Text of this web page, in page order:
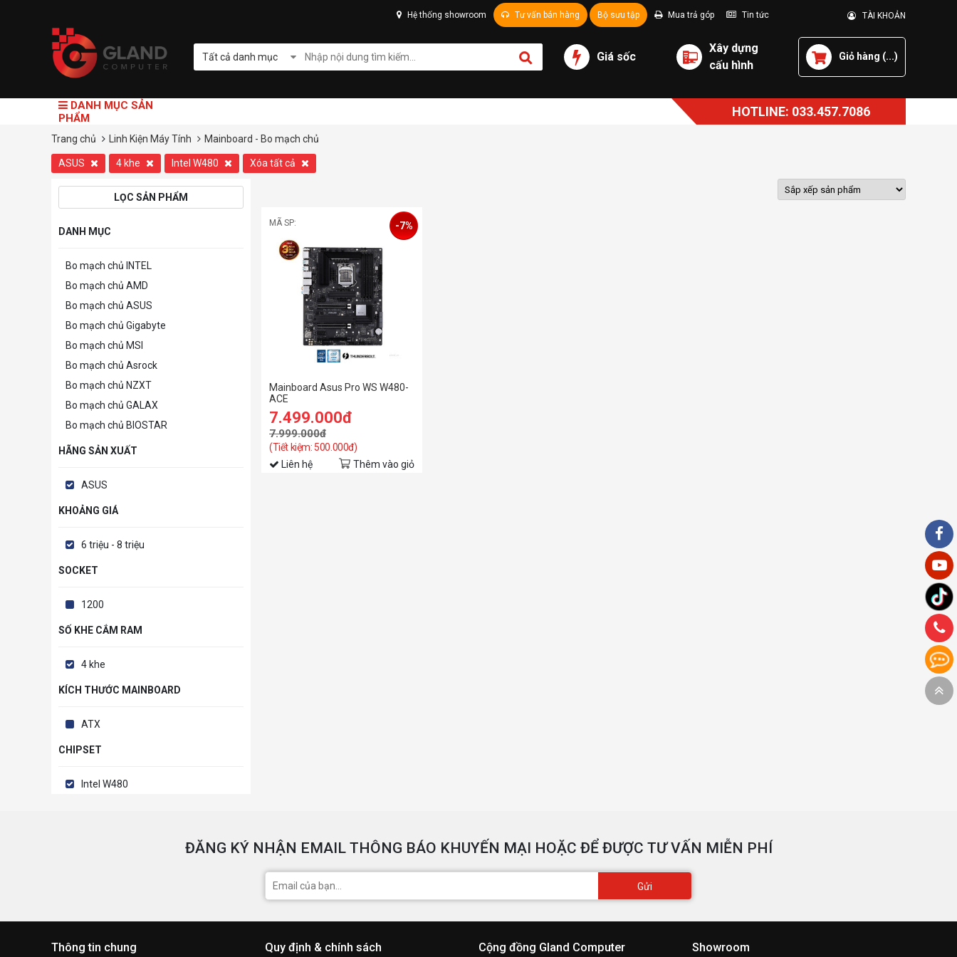
Hệ thống showroom Tư vấn bán hàng Bộ sưu tập Mua trả góp Tin tức TÀI KHOẢN
Tất cả danh mục Giá sốc
Xây dựng
cấu hình
Giỏ hàng (...)
DANH MỤC SẢN
PHẨM
HOTLINE: 033.457.7086
Trang chủ Linh Kiện Máy Tính Mainboard - Bo mạch chủ
ASUS 4 khe Intel W480 Xóa tất cả
LỌC SẢN PHẨM
DANH MỤC
Bo mạch chủ INTEL
Bo mạch chủ AMD
Bo mạch chủ ASUS
Bo mạch chủ Gigabyte
Bo mạch chủ MSI
Bo mạch chủ Asrock
Bo mạch chủ NZXT
Bo mạch chủ GALAX
Bo mạch chủ BIOSTAR
HÃNG SẢN XUẤT
ASUS
KHOẢNG GIÁ
6 triệu - 8 triệu
SOCKET
1200
SỐ KHE CẮM RAM
4 khe
KÍCH THƯỚC MAINBOARD
ATX
CHIPSET
Intel W480
MÃ SP:
Mainboard Asus Pro WS W480-
ACE
7.499.000đ
7.999.000đ
(Tiết kiệm: 500.000đ)
-7%
Liên hệ Thêm vào giỏ
ĐĂNG KÝ NHẬN EMAIL THÔNG BÁO KHUYẾN MẠI HOẶC ĐỂ ĐƯỢC TƯ VẤN MIỄN PHÍ
Gửi
Thông tin chung Quy định & chính sách Cộng đồng Gland Computer Showroom